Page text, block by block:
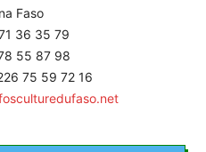
Faso
36 35 79
55 87 98
75 59 72 16